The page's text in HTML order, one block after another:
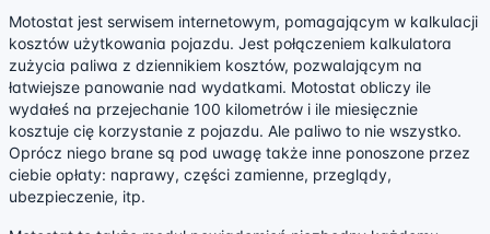
Motostat jest serwisem internetowym, pomagającym w kalkulacji
kosztów użytkowania pojazdu. Jest połączeniem kalkulatora
zużycia paliwa z dziennikiem kosztów, pozwalającym na
łatwiejsze panowanie nad wydatkami. Motostat obliczy ile
wydałeś na przejechanie 100 kilometrów i ile miesięcznie
kosztuje cię korzystanie z pojazdu. Ale paliwo to nie wszystko.
Oprócz niego brane są pod uwagę także inne ponoszone przez
ciebie opłaty: naprawy, części zamienne, przeglądy,
ubezpieczenie, itp.